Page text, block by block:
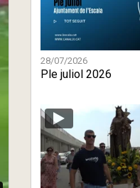
28/07/2026
Ple juliol 2026